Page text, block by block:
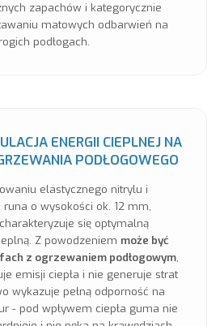
zapachów i kategorycznie
matowych odbarwień na
podłogach.
ENERGII CIEPLNEJ NA
PODŁOGOWEGO
elastycznego nitrylu i
o wysokości ok. 12 mm,
się optymalną
Z powodzeniem może być
z ogrzewaniem podłogowym,
emisji ciepła i nie generuje strat
wykazuje pełną odporność na
- pod wpływem ciepła guma nie